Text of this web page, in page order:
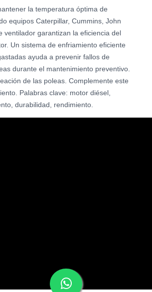
la temperatura óptima de
equipos Caterpillar, Cummins, John
ventilador garantizan la eficiencia del
Un sistema de enfriamiento eficiente
ayuda a prevenir fallos de
durante el mantenimiento preventivo.
de las poleas. Complemente este
Palabras clave: motor diésel,
durabilidad, rendimiento.